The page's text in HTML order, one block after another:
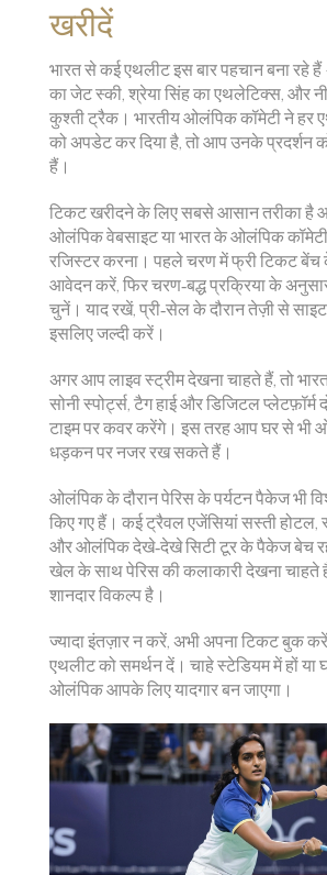
खरीदें
भारत से कई एथलीट इस बार पहचान बना रहे हैं
का जेट स्की, श्रेया सिंह का एथलेटिक्स, और
कुश्ती ट्रैक। भारतीय ओलंपिक कॉमेटी ने हर
को अपडेट कर दिया है, तो आप उनके प्रदर्शन
हैं।
टिकट खरीदने के लिए सबसे आसान तरीका है
ओलंपिक वेबसाइट या भारत के ओलंपिक
रजिस्टर करना। पहले चरण में फ्री टिकट
आवेदन करें, फिर चरण‑बद्ध प्रक्रिया के
चुनें। याद रखें, प्री‑सेल के दौरान तेज़ी से साइट
इसलिए जल्दी करें।
अगर आप लाइव स्ट्रीम देखना चाहते हैं, तो
सोनी स्पोर्ट्स, टैग हाई और डिजिटल प्लेटफ़ॉर्म
टाइम पर कवर करेंगे। इस तरह आप घर से भी
धड़कन पर नजर रख सकते हैं।
ओलंपिक के दौरान पेरिस के पर्यटन पैकेज भी
किए गए हैं। कई ट्रैवल एजेंसियां सस्ती होटल,
और ओलंपिक देखे‑देखे सिटी टूर के पैकेज बेच
खेल के साथ पेरिस की कलाकारी देखना चाहते
शानदार विकल्प है।
ज्यादा इंतज़ार न करें, अभी अपना टिकट बुक
एथलीट को समर्थन दें। चाहे स्टेडियम में हों या
ओलंपिक आपके लिए यादगार बन जाएगा।